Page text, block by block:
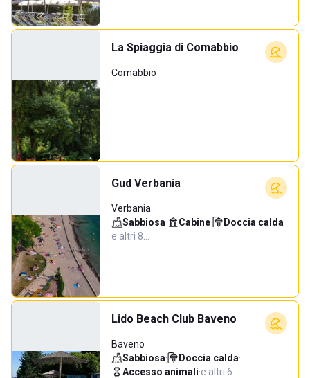
La Spiaggia di Comabbio
Comabbio
Gud Verbania
Verbania
Sabbiosa· Cabine· Doccia calda·
e altri 8…
Lido Beach Club Baveno
Baveno
Sabbiosa· Doccia calda·
Accesso animali·e altri 6…